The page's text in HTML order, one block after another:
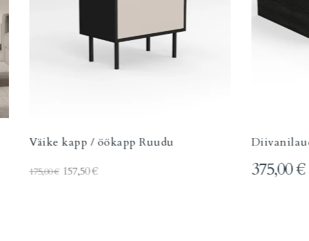
Väike kapp / öökapp Ruudu
175,00€ 157,50€ 375,00€